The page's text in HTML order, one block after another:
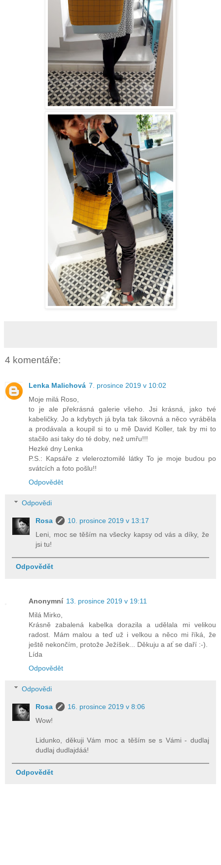
4 komentáře:
Lenka Malichová 7. prosince 2019 v 10:02
Moje milá Roso,
to je ale překrásná galerie všeho. Jsi krásná, jako tvé
kabeličky. Jo a kdybych já byla tak šikovná a něco vyráběla
a prodávala a koupil si to u mě David Koller, tak by mi to
stačilo asi taky do té doby, než umřu!!!
Hezké dny Lenka
P.S.: Kapsáře z vleleroztomilé látky To je moje budou po
svátcích a foto pošlu!!
Odpovědět
Odpovědi
Rosa
10. prosince 2019 v 13:17
Leni, moc se těším na všecky kapsy od vás a díky, že
jsi tu!
Odpovědět
Anonymní 13. prosince 2019 v 19:11
Milá Mirko,
Krásně zabalená kabelka dorazila a udělala mi velikou
radost. Mám malou a teď už i velkou a něco mi říká, že
ještě nekončím, protože Ježíšek... Děkuju a ať se daří :-).
Lída
Odpovědět
Odpovědi
Rosa
16. prosince 2019 v 8:06
Wow!
Lidunko, děkuji Vám moc a těším se s Vámi - dudlaj
dudlaj dudlajdáá!
Odpovědět